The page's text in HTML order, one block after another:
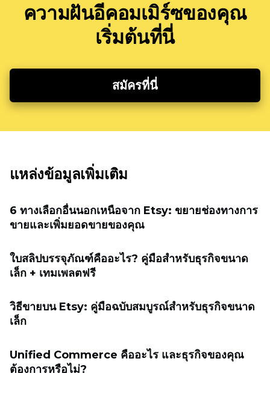
ความฝันอีคอมเมิร์ซของคุณ
เริ่มต้นที่นี่
สมัครที่นี่
แหล่งข้อมูลเพิ่มเติม
6 ทางเลือกอื่นนอกเหนือจาก Etsy: ขยายช่องทางการ
ขายและเพิ่มยอดขายของคุณ
ใบสลิปบรรจุภัณฑ์คืออะไร? คู่มือสำหรับธุรกิจขนาด
เล็ก + เทมเพลตฟรี
วิธีขายบน Etsy: คู่มือฉบับสมบูรณ์สำหรับธุรกิจขนาด
เล็ก
Unified Commerce คืออะไร และธุรกิจของคุณ
ต้องการหรือไม่?